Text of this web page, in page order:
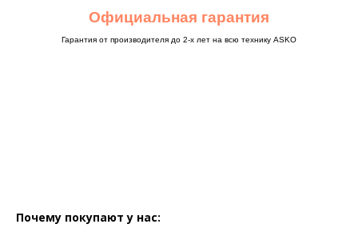
Официальная гарантия
Гарантия от производителя до 2-х лет на всю технику ASKO
Почему покупают у нас: